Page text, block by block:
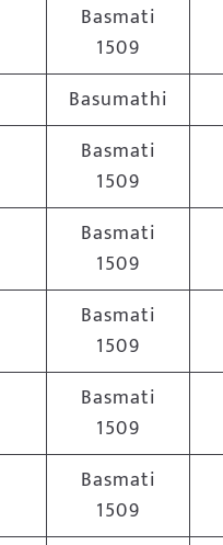
Basmati
1509
Basumathi
Basmati
1509
Basmati
1509
Basmati
1509
Basmati
1509
Basmati
1509